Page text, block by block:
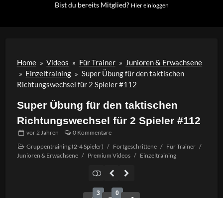
Bist du bereits Mitglied? Hier einloggen
Home » Videos » Für Trainer » Junioren & Erwachsene
» Einzeltraining » Super Übung für den taktischen
Richtungswechsel für 2 Spieler #112
Super Übung für den taktischen
Richtungswechsel für 2 Spieler #112
vor2 Jahren
0 Kommentare
Gruppentraining (2-4 Spieler) / Fortgeschrittene / Für Trainer /
Junioren & Erwachsene / Premium Videos / Einzeltraining
3 0